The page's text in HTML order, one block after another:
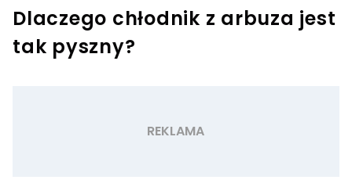
Dlaczego chłodnik z arbuza jest
tak pyszny?